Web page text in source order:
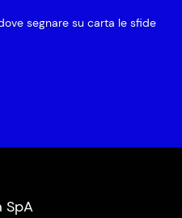
segnare su carta le sfide
SpA